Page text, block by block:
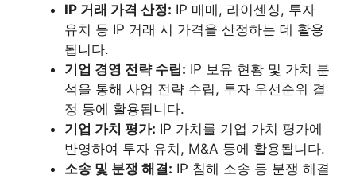
IP 거래 가격 산정: IP 매매, 라이센싱, 투자
유치 등 IP 거래 시 가격을 산정하는 데 활용
됩니다.
기업 경영 전략 수립: IP 보유 현황 및 가치 분
석을 통해 사업 전략 수립, 투자 우선순위 결
정 등에 활용됩니다.
기업 가치 평가: IP 가치를 기업 가치 평가에
반영하여 투자 유치, M&A 등에 활용됩니다.
소송 및 분쟁 해결: IP 침해 소송 등 분쟁 해결